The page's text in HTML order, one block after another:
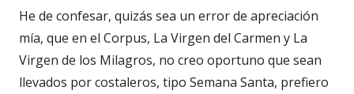
He de confesar, quizás sea un error de apreciación
mía, que en el Corpus, La Virgen del Carmen y La
Virgen de los Milagros, no creo oportuno que sean
llevados por costaleros, tipo Semana Santa, prefiero